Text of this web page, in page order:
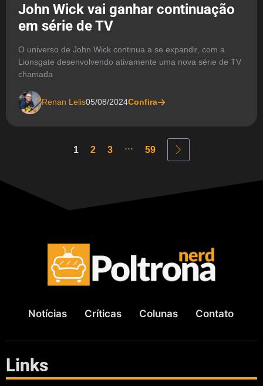
John Wick vai ganhar continuação
em série de TV
O universo de John Wick continua a se expandir, com a
Lionsgate desenvolvendo ativamente uma nova série de TV
chamada
Renan Lelis05/08/2024Confira
1 2 3 ... 59
Notícias Críticas Colunas Contato
Links